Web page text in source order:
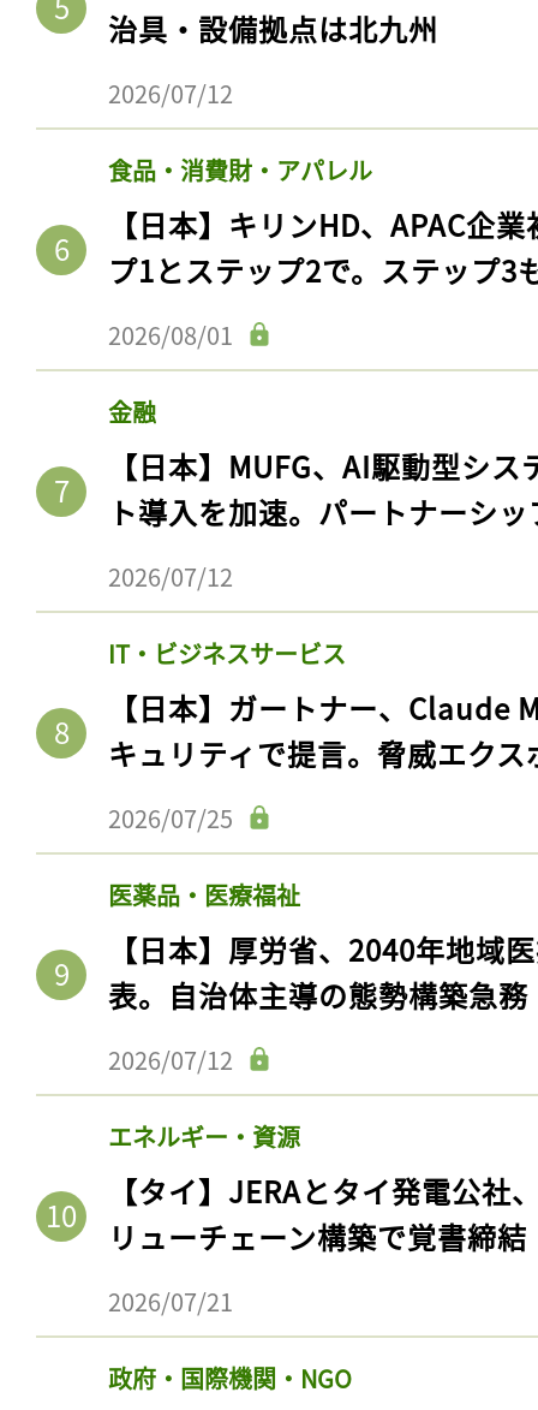
治具・設備拠点は北九州
2026/07/12
食品・消費財・アパレル
【日本】キリンHD、APAC企
プ1とステップ2で。ステップ3
2026/08/01
金融
【日本】MUFG、AI駆動型シ
ト導入を加速。パートナーシ
2026/07/12
IT・ビジネスサービス
【日本】ガートナー、Claude
キュリティで提言。脅威エク
2026/07/25
医薬品・医療福祉
【日本】厚労省、2040年地域
表。自治体主導の態勢構築急務
2026/07/12
エネルギー・資源
【タイ】JERAとタイ発電公社
リューチェーン構築で覚書締結
2026/07/21
政府・国際機関・NGO